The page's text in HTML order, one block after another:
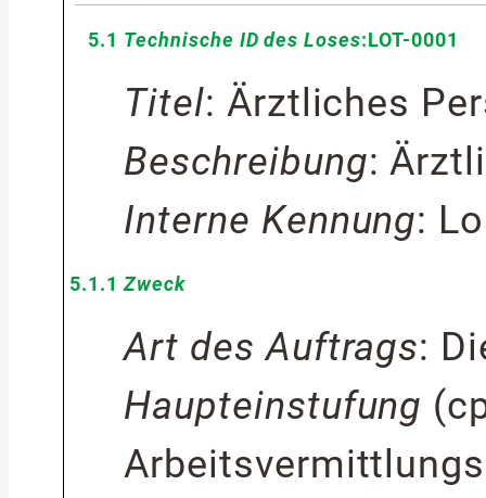
5.1 Technische ID des Loses:LOT-0001
Titel: Ärztliches
Beschreibung:
Interne Kennung:
5.1.1Zweck
Art des Auftrags:
Haupteinstufung (